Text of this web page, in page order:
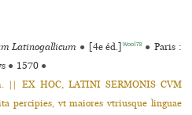
Latinogallicum ● [4e éd.] Wool78 ● Paris :
● 1570 ●
|| EX HOC, LATINI SERMONIS CVM
percipies, vt maiores vtriusque linguae